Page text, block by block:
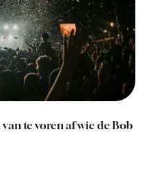
te voren af wie de Bob